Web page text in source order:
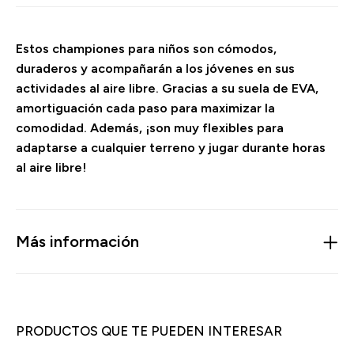
Estos championes para niños son cómodos,
duraderos y acompañarán a los jóvenes en sus
actividades al aire libre. Gracias a su suela de EVA,
amortiguación cada paso para maximizar la
comodidad. Además, ¡son muy flexibles para
adaptarse a cualquier terreno y jugar durante horas
al aire libre!
Más información
PRODUCTOS QUE TE PUEDEN INTERESAR